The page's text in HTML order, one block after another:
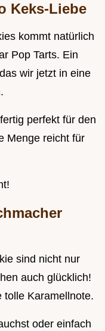
Keks-Liebe
kommt natürlich
Pop Tarts. Ein
wir jetzt in eine
perfekt für den
Menge reicht für
sind nicht nur
auch glücklich!
tolle Karamellnote.
oder einfach